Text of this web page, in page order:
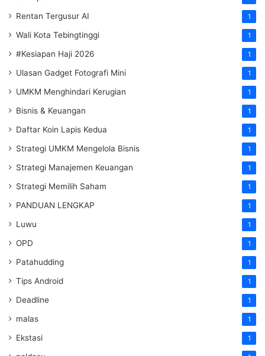
Rentan Tergusur AI 1
Wali Kota Tebingtinggi 1
#Kesiapan Haji 2026 1
Ulasan Gadget Fotografi Mini 1
UMKM Menghindari Kerugian 1
Bisnis & Keuangan 1
Daftar Koin Lapis Kedua 1
Strategi UMKM Mengelola Bisnis 1
Strategi Manajemen Keuangan 1
Strategi Memilih Saham 1
PANDUAN LENGKAP 1
Luwu 1
OPD 1
Patahudding 1
Tips Android 1
Deadline 1
malas 1
Ekstasi 1